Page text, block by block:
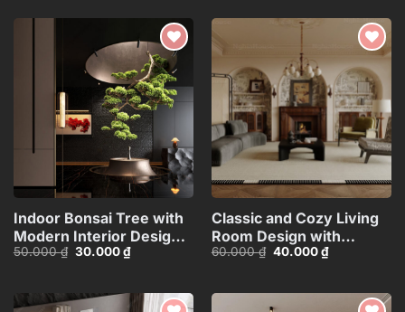
Add to
wishlist
Indoor Bonsai Tree with
Modern Interior Design –
3ds Max
50.000₫ Giá
30.000₫Giá
hiện
30.000 ₫.
Add to
wishlist
Classic and Cozy Living
Room Design with
Fireplace_109076170
60.000₫ Giá
40.000₫Giá
hiện
40.000 ₫.